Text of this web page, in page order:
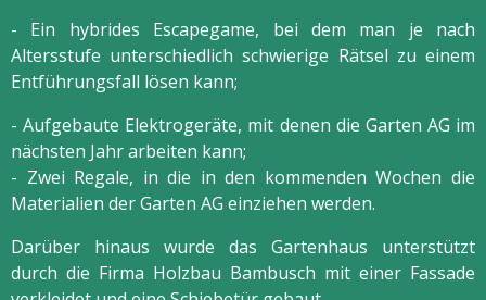
- Ein hybrides Escapegame, bei dem man je nach
Altersstufe unterschiedlich schwierige Rätsel zu einem
Entführungsfall lösen kann;
- Aufgebaute Elektrogeräte, mit denen die Garten AG im
nächsten Jahr arbeiten kann;
- Zwei Regale, in die in den kommenden Wochen die
Materialien der Garten AG einziehen werden.
Darüber hinaus wurde das Gartenhaus unterstützt
durch die Firma Holzbau Bambusch mit einer Fassade